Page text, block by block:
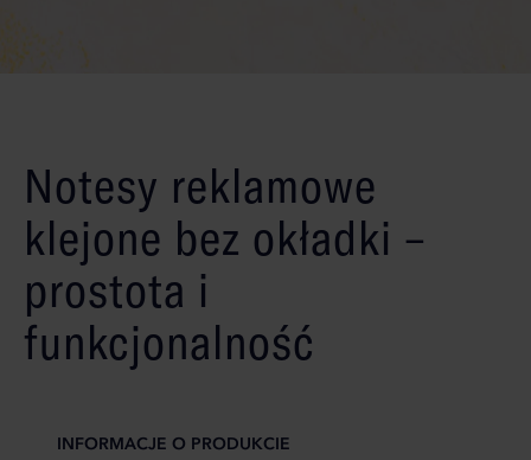
Notesy reklamowe
klejone bez okładki –
prostota i
funkcjonalność
INFORMACJE O PRODUKCIE